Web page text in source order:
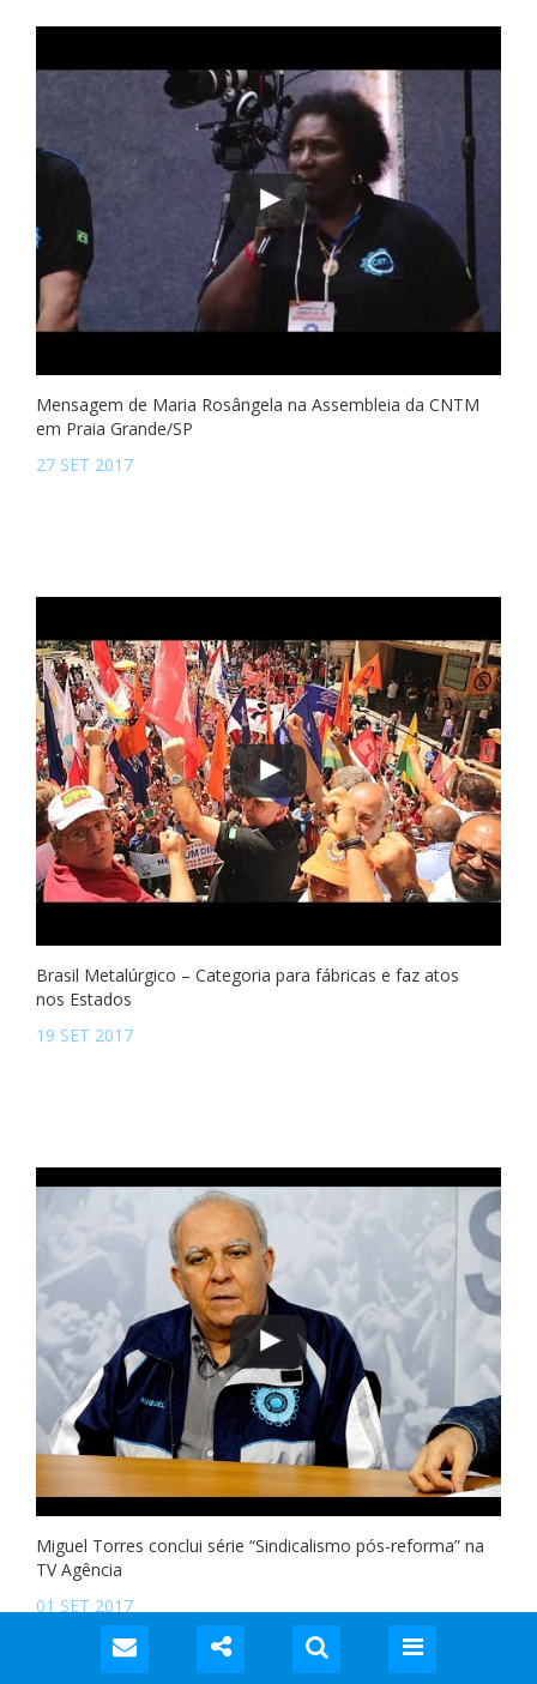
Mensagem de Maria Rosângela na Assembleia da CNTM
em Praia Grande/SP
27 SET 2017
Brasil Metalúrgico – Categoria para fábricas e faz atos
nos Estados
19 SET 2017
Miguel Torres conclui série “Sindicalismo pós-reforma” na
TV Agência
01 SET 2017